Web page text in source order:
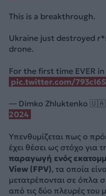
This is a breakthrough.
Ukraine just destroyed
drone.
For the first time EVER
pic.twitter.com/
— Dimko Zhluktenko 🇺🇦
2024
Υπενθυμίζεται πως ο
έχει θέσει ως στόχο για
παραγωγή ενός
View (FPV), τα οποία
μετατρέπονται σε όπλα
από τις δύο πλευρές του